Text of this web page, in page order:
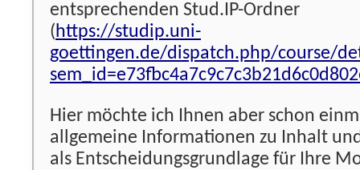
entsprechenden Stud.IP-Ordner
(https://studip.uni-
goettingen.de/dispatch.php/course/
Hier möchte ich Ihnen aber schon
allgemeine Informationen zu Inhalt
als Entscheidungsgrundlage für Ihre